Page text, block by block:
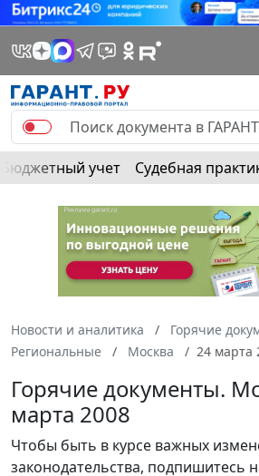
Бюджетный учет Судебная
Новости и аналитика
Горячие
Региональные
Москва 24 марта
Горячие документы.
марта 2008
Чтобы быть в курсе важных
законодательства, подпишитесь